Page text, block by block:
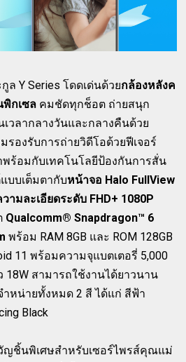
ล Y Series โดดเด่นด้วยกล้องหลังค
พิกเซล คมชัดทุกช็อต ถ่ายสนุก
วลากลางวันและกลางคืนด้วย
รองรับการถ่ายวิดีโอด้วยฟีเจอร์
ร้อมกับเทคโนโลยีป้องกันการสั่น
บบเต็มตากับหน้าจอ Halo FullView
ามละเอียดระดับ FHD+ 1080P
Qualcomm® Snapdragon™ 6
พร้อม RAM 8GB และ ROM 128GB
11 พร้อมความจุแบตเตอรี่ 5,000
18W สามารถใช้งานได้ยาวนาน
ำหน่ายทั้งหมด 2 สี ได้แก่ สีฟ้า
Black
ญชิ้นพิเศษสำหรับเซอร์ไพรส์คุณแม่